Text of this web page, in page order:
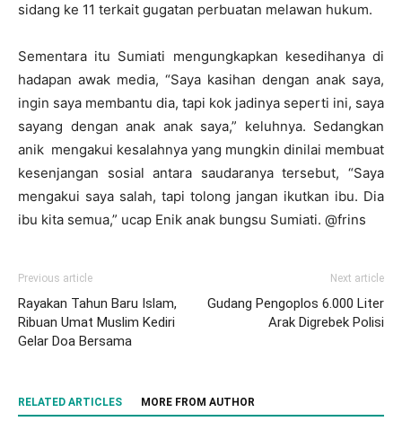
sidang ke 11 terkait gugatan perbuatan melawan hukum.
Sementara itu Sumiati mengungkapkan kesedihanya di
hadapan awak media, “Saya kasihan dengan anak saya,
ingin saya membantu dia, tapi kok jadinya seperti ini, saya
sayang dengan anak anak saya,” keluhnya. Sedangkan
anik mengakui kesalahnya yang mungkin dinilai membuat
kesenjangan sosial antara saudaranya tersebut, “Saya
mengakui saya salah, tapi tolong jangan ikutkan ibu. Dia
ibu kita semua,” ucap Enik anak bungsu Sumiati. @frins
Previous article
Rayakan Tahun Baru Islam,
Ribuan Umat Muslim Kediri
Gelar Doa Bersama
Next article
Gudang Pengoplos 6.000 Liter
Arak Digrebek Polisi
RELATED ARTICLES MORE FROM AUTHOR